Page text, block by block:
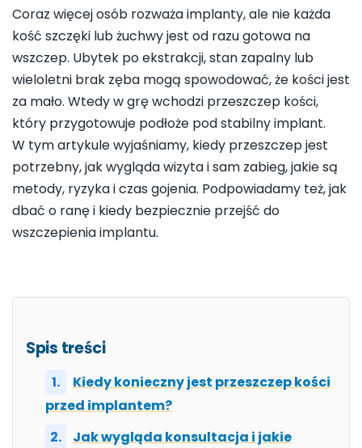
Coraz więcej osób rozważa implanty, ale nie każda
kość szczęki lub żuchwy jest od razu gotowa na
wszczep. Ubytek po ekstrakcji, stan zapalny lub
wieloletni brak zęba mogą spowodować, że kości jest
za mało. Wtedy w grę wchodzi przeszczep kości,
który przygotowuje podłoże pod stabilny implant.
W tym artykule wyjaśniamy, kiedy przeszczep jest
potrzebny, jak wygląda wizyta i sam zabieg, jakie są
metody, ryzyka i czas gojenia. Podpowiadamy też, jak
dbać o ranę i kiedy bezpiecznie przejść do
wszczepienia implantu.
Spis treści
Kiedy konieczny jest przeszczep kości
przed implantem?
Jak wygląda konsultacja i jakie